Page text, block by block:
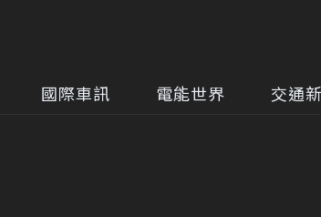
國際車訊 電能世界 交通